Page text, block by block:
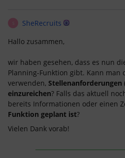
SheRecruits
Hallo zusammen,
wir haben gesehen, dass es nun
Planning-Funktion gibt. Kann man
verwenden, Stellenanforderungen
einzureichen? Falls das aktuell
bereits Informationen oder einen
Funktion geplant ist?
Vielen Dank vorab!